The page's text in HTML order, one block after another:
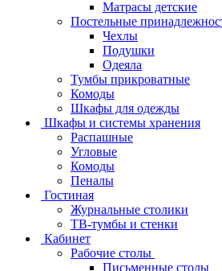
Матрасы детские
Постельные
Чехлы
Подушки
Одеяла
Тумбы прикроватные
Комоды
Шкафы для одежды
Шкафы и системы хранения
Распашные
Угловые
Комоды
Пеналы
Гостиная
Журнальные столики
ТВ‑тумбы и стенки
Кабинет
Рабочие столы
Письменные столы